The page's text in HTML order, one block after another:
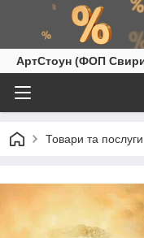
АртСтоун (ФОП
Товари та послуги